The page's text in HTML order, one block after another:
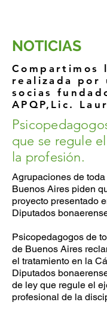
NOTICIAS
Compartimos
realizada por
socias
APQP,Lic.
que se regule
la profesión.
Agrupaciones de
Buenos Aires piden
proyecto presentado
Diputados
Psicopedagogos de
de Buenos Aires
el tratamiento en la
Diputados
de ley que regule el
profesional de la